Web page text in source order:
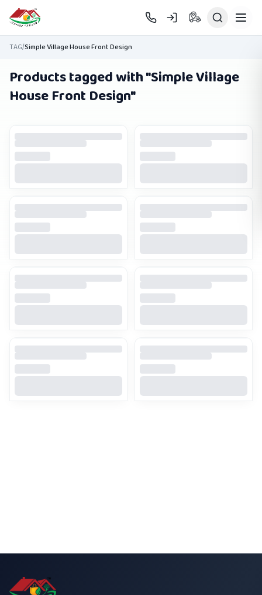
Skip to main content
TAG/Simple Village House Front Design
Products tagged with "Simple Village
House Front Design"